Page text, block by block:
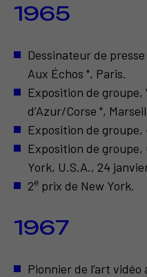
1965
Dessinateur de
Aux Échos ", Paris.
Exposition de groupe,
d’Azur/Corse ",
Exposition de groupe,
Exposition de groupe,
York, U.S.A., 24
2e prix de New York.
1967
Pionnier de l’art